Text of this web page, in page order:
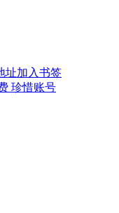
址加入书签
珍惜账号